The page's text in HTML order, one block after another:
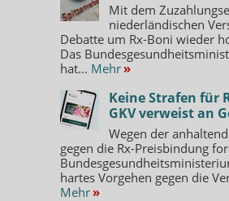
Mit dem
niederländischen
Debatte um Rx-Boni wieder
Das
hat... Mehr »
Keine Strafen für
GKV verweist an
Wegen der
gegen die Rx-Preisbindung
hartes Vorgehen gegen die
Mehr »